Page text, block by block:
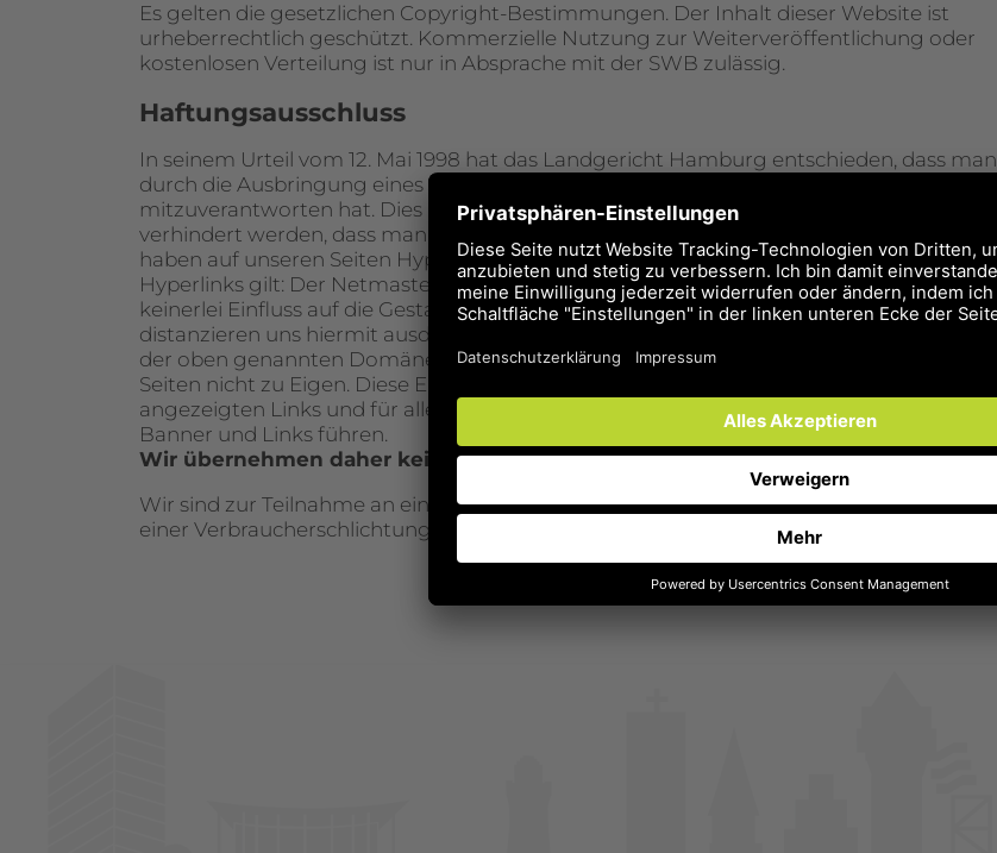
Es gelten die gesetzlichen Copyright-Bestimmungen. Der Inhalt dieser Website ist
urheberrechtlich geschützt. Kommerzielle Nutzung zur Weiterveröffentlichung oder
kostenlosen Verteilung ist nur in Absprache mit der SWB zulässig.
Haftungsausschluss
In seinem Urteil vom 12. Mai 1998 hat das Landgericht Hamburg entschieden, dass man
durch die Ausbringung eines Hyperlinks die Inhalte der gelinkten Seite gegebenenfalls
mitzuverantworten hat. Dies kann, so das Landgericht Hamburg, nur dadurch
verhindert werden, dass man sich ausdrücklich von diesen Inhalten distanziert. Wir
haben auf unseren Seiten Hyperlinks zu anderen Seiten im Internet hinterlegt. Für alle
Hyperlinks gilt: Der Netmaster der Domäne SWB-MH.DE erklärt ausdrücklich, dass er
keinerlei Einfluss auf die Gestaltung und die Inhalte der gelinkten Seiten hat. Wir
distanzieren uns hiermit ausdrücklich von den Inhalten aller gelinkten Seiten innerhalb
der oben genannten Domäne; gleichzeitig machen wir uns die Inhalte der gelinkten
Seiten nicht zu Eigen. Diese Erklärung gilt für alle innerhalb der Domäne SWB-MH.DE
angezeigten Links und für alle Inhalte der Seiten, zu denen die bei uns angemeldeten
Banner und Links führen.
Wir übernehmen daher keinerlei Haftung!
Wir sind zur Teilnahme an einem Streitbeilegungsverfahren vor
einer Verbraucherschlichtungsstelle weder bereit noch verpflichtet.